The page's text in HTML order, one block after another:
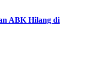
ABK Hilang di